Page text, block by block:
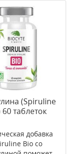
(Spiruline
60 таблеток
добавка
Bio со